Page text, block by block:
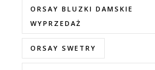
ORSAY BLUZKI DAMSKIE
WYPRZEDAŻ
ORSAY SWETRY